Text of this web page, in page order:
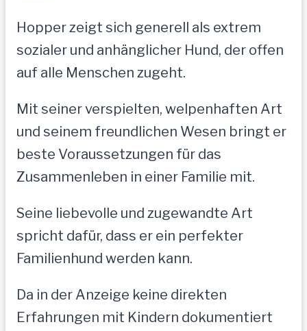
Hopper zeigt sich generell als extrem
sozialer und anhänglicher Hund, der offen
auf alle Menschen zugeht.
Mit seiner verspielten, welpenhaften Art
und seinem freundlichen Wesen bringt er
beste Voraussetzungen für das
Zusammenleben in einer Familie mit.
Seine liebevolle und zugewandte Art
spricht dafür, dass er ein perfekter
Familienhund werden kann.
Da in der Anzeige keine direkten
Erfahrungen mit Kindern dokumentiert